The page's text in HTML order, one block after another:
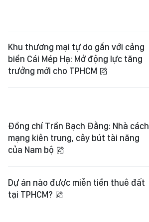
Khu thương mại tự do gắn với cảng
biển Cái Mép Hạ: Mở động lực tăng
trưởng mới cho TPHCM
Đồng chí Trần Bạch Đằng: Nhà cách
mạng kiên trung, cây bút tài năng
của Nam bộ
Dự án nào được miễn tiền thuê đất
tại TPHCM?